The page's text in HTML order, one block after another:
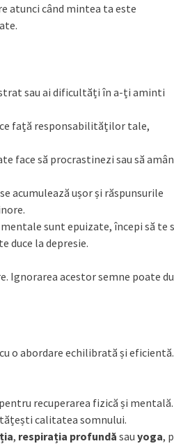
atunci când mintea ta este
sau ai dificultăți în a-ți aminti
față responsabilităților tale,
face să procrastinezi sau să
acumulează ușor și răspunsurile
mentale sunt epuizate, începi să te
duce la depresie.
Ignorarea acestor semne poate
o abordare echilibrată și eficientă.
recuperarea fizică și mentală.
calitatea somnului.
, respirația profundă sau yoga,